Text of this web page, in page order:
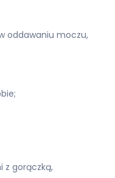
oddawaniu moczu,
z gorączką,